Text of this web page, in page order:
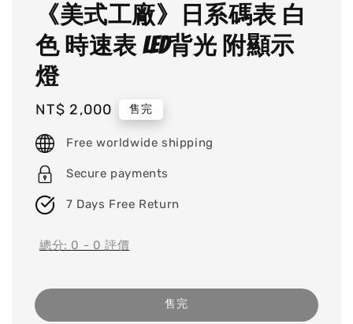
《美式工廠》日系碼表 白
色 時速表 LED背光 附顯示
燈
Regular
price
NT$ 2,000 售完
Free worldwide shipping
Secure payments
7 Days Free Return
總分: 0 - 0 評價
售完